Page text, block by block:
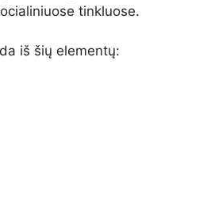
tinkluose.
iš šių elementų: